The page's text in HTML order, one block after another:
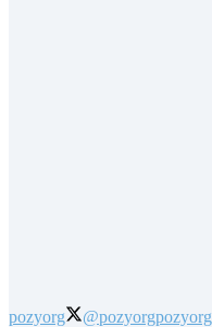
pozyorg @pozyorgpozyorg